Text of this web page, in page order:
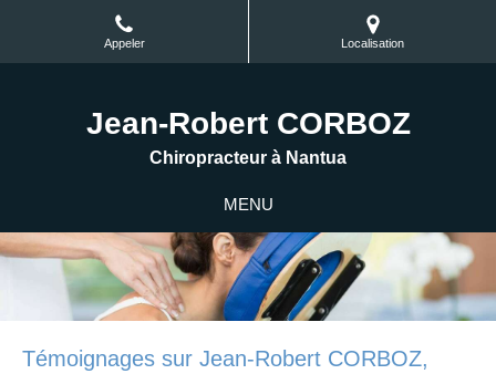
Appeler Localisation
Jean-Robert CORBOZ
Chiropracteur à Nantua
MENU
Témoignages sur Jean-Robert CORBOZ,